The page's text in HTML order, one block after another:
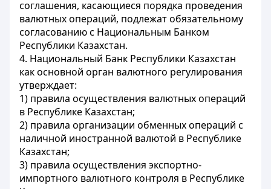
соглашения, касающиеся порядка проведения
валютных операций, подлежат обязательному
согласованию с Национальным Банком
Республики Казахстан.
4. Национальный Банк Республики Казахстан
как основной орган валютного регулирования
утверждает:
1) правила осуществления валютных операций
в Республике Казахстан;
2) правила организации обменных операций с
наличной иностранной валютой в Республике
Казахстан;
3) правила осуществления экспортно-
импортного валютного контроля в Республике